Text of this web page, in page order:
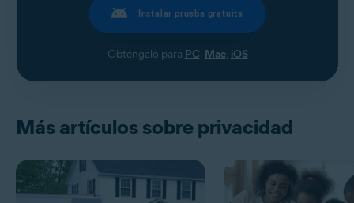
Instalar prueba gratuita
Obténgalo para PC, Mac, iOS
Más artículos sobre privacidad